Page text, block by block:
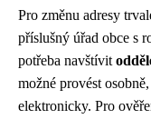
Pro změnu adresy
příslušný úřad obce s
potřeba navštívit
možné provést
elektronicky. Pro